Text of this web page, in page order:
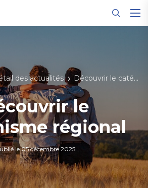
des actualités Découvrir le catéchisme régional
le
régional
le05 décembre 2025
des cookies